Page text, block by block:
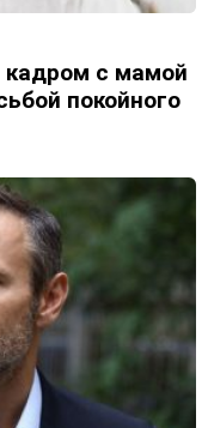
кадром с мамой
покойного